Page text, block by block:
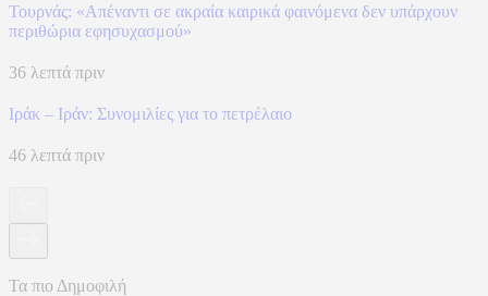
Τουρνάς: «Απέναντι σε ακραία καιρικά φαινόμενα δεν υπάρχουν
περιθώρια εφησυχασμού»
36 λεπτά πριν
Ιράκ – Ιράν: Συνομιλίες για το πετρέλαιο
46 λεπτά πριν
Τα πιο Δημοφιλή